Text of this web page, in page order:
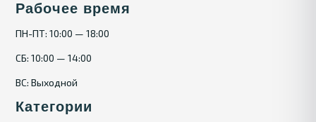
Рабочее время
ПН-ПТ: 10:00 — 18:00
СБ: 10:00 — 14:00
ВС: Выходной
Категории